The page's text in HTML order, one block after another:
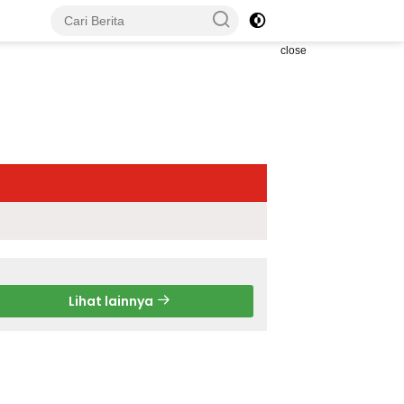
close
Lihat lainnya